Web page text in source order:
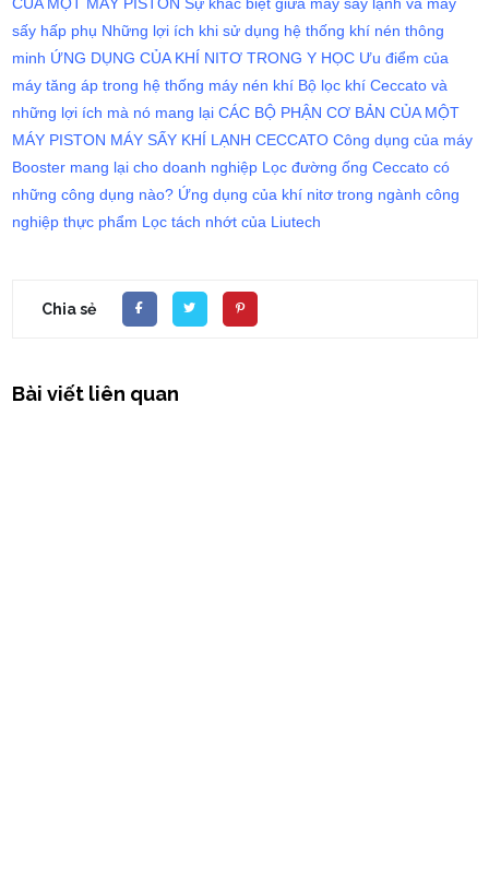
CỦA MỘT MÁY PISTON Sự khác biệt giữa máy sấy lạnh và máy
sấy hấp phụ Những lợi ích khi sử dụng hệ thống khí nén thông
minh ỨNG DỤNG CỦA KHÍ NITƠ TRONG Y HỌC Ưu điểm của
máy tăng áp trong hệ thống máy nén khí Bộ lọc khí Ceccato và
những lợi ích mà nó mang lại CÁC BỘ PHẬN CƠ BẢN CỦA MỘT
MÁY PISTON MÁY SẤY KHÍ LẠNH CECCATO Công dụng của máy
Booster mang lại cho doanh nghiệp Lọc đường ống Ceccato có
những công dụng nào? Ứng dụng của khí nitơ trong ngành công
nghiệp thực phẩm Lọc tách nhớt của Liutech
Chia sẻ
Bài viết liên quan